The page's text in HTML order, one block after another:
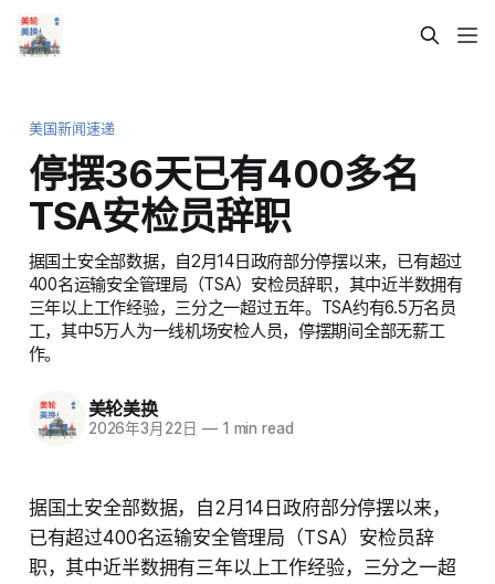
美国新闻速递
停摆36天已有400多名
TSA安检员辞职
据国土安全部数据，自2月14日政府部分停摆以来，已有超过
400名运输安全管理局（TSA）安检员辞职，其中近半数拥有
三年以上工作经验，三分之一超过五年。TSA约有6.5万名员
工，其中5万人为一线机场安检人员，停摆期间全部无薪工
作。
美轮美换
2026年3月22日 —1 min read
据国土安全部数据，自2月14日政府部分停摆以来，
已有超过400名运输安全管理局（TSA）安检员辞
职，其中近半数拥有三年以上工作经验，三分之一超